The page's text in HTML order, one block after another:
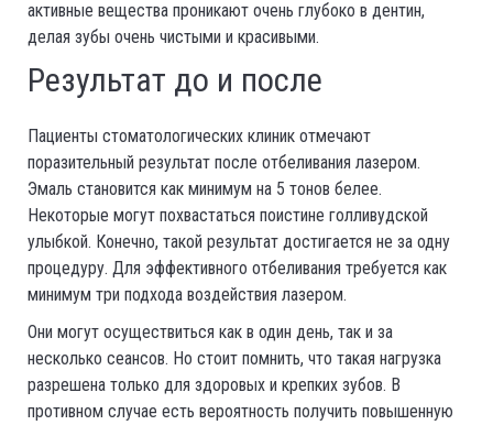
активные вещества проникают очень глубоко в дентин,
делая зубы очень чистыми и красивыми.
Результат до и после
Пациенты стоматологических клиник отмечают
поразительный результат после отбеливания лазером.
Эмаль становится как минимум на 5 тонов белее.
Некоторые могут похвастаться поистине голливудской
улыбкой. Конечно, такой результат достигается не за одну
процедуру. Для эффективного отбеливания требуется как
минимум три подхода воздействия лазером.
Они могут осуществиться как в один день, так и за
несколько сеансов. Но стоит помнить, что такая нагрузка
разрешена только для здоровых и крепких зубов. В
противном случае есть вероятность получить повышенную